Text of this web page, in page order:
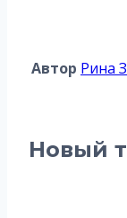
Автор Рина
Новый